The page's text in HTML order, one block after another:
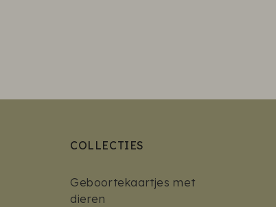
COLLECTIES
Geboortekaartjes met
dieren